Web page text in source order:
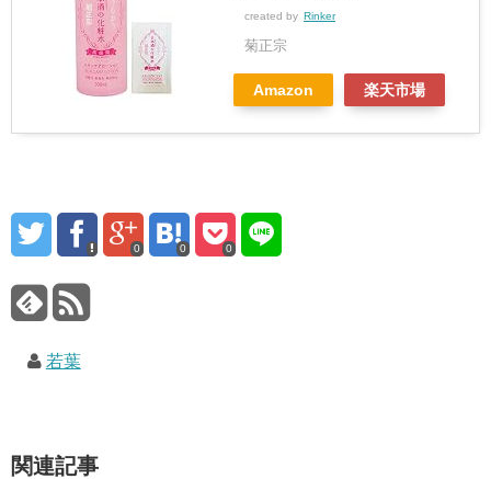
created by Rinker
菊正宗
Amazon 楽天市場
0 0 0
若葉
関連記事